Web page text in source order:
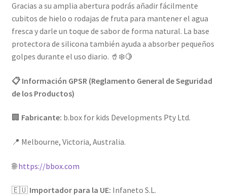
Gracias a su amplia abertura podrás añadir fácilmente
cubitos de hielo o rodajas de fruta para mantener el agua
fresca y darle un toque de sabor de forma natural. La base
protectora de silicona también ayuda a absorber pequeños
golpes durante el uso diario. 🥤❄️🍋
📋 Información GPSR (Reglamento General de Seguridad
de los Productos)
🏢 Fabricante: b.box for kids Developments Pty Ltd.
📍 Melbourne, Victoria, Australia.
🌐https://bbox.com
🇪🇺 Importador para la UE: Infaneto S.L.